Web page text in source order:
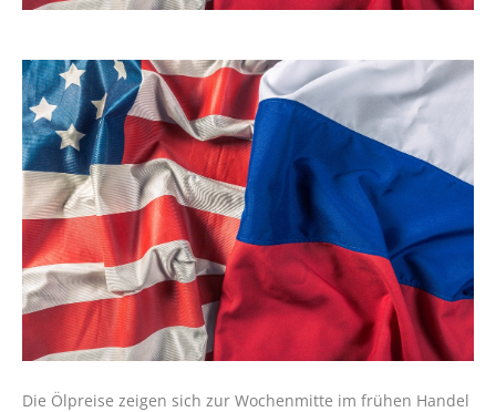
Die Ölpreise zeigen sich zur Wochenmitte im frühen Handel